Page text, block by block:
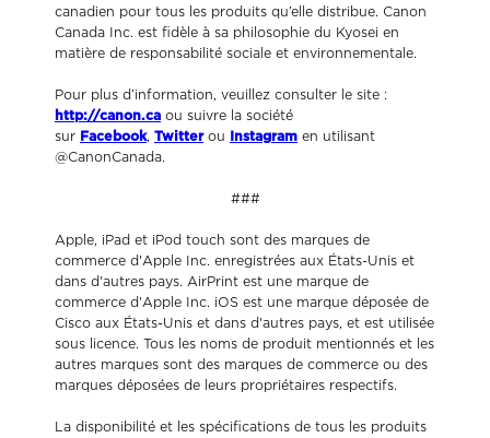
canadien pour tous les produits qu’elle distribue. Canon
Canada Inc. est fidèle à sa philosophie du Kyosei en
matière de responsabilité sociale et environnementale.
Pour plus d’information, veuillez consulter le site :
http://canon.ca ou suivre la société
sur Facebook, Twitterou Instagram en utilisant
@CanonCanada.
###
Apple, iPad et iPod touch sont des marques de
commerce d'Apple Inc. enregistrées aux États-Unis et
dans d'autres pays. AirPrint est une marque de
commerce d'Apple Inc. iOS est une marque déposée de
Cisco aux États-Unis et dans d'autres pays, et est utilisée
sous licence. Tous les noms de produit mentionnés et les
autres marques sont des marques de commerce ou des
marques déposées de leurs propriétaires respectifs.
La disponibilité et les spécifications de tous les produits